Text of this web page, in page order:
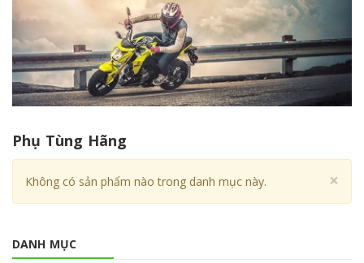
Phụ Tùng Hãng
×
Không có sản phẩm nào trong danh mục này.
DANH MỤC